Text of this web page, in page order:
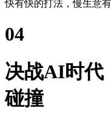
快有快的打法，慢生意
04
决战AI时代
碰撞